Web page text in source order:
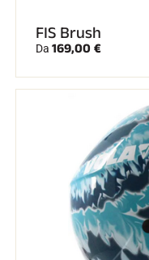
FIS Brush
Da 169,00 €